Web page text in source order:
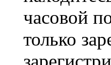
часовой
только